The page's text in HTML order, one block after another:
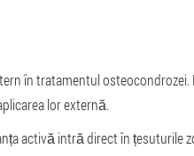
în tratamentul
lor externă.
activă intră direct în țesuturile